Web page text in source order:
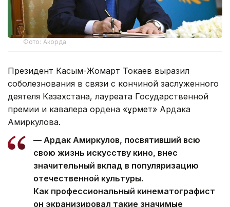
Фото: Акорда
Президент Касым-Жомарт Токаев выразил
соболезнования в связи с кончиной заслуженного
деятеля Казахстана, лауреата Государственной
премии и кавалера ордена «Құрмет» Ардака
Амиркулова.
— Ардак Амиркулов, посвятивший всю
свою жизнь искусству кино, внес
значительный вклад в популяризацию
отечественной культуры.
Как профессиональный кинематографист
он экранизировал такие значимые